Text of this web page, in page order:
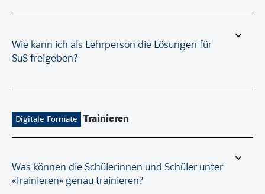
Wie kann ich als Lehrperson die Lösungen für
SuS freigeben?
Digitale Formate Trainieren
Was können die Schülerinnen und Schüler unter
«Trainieren» genau trainieren?